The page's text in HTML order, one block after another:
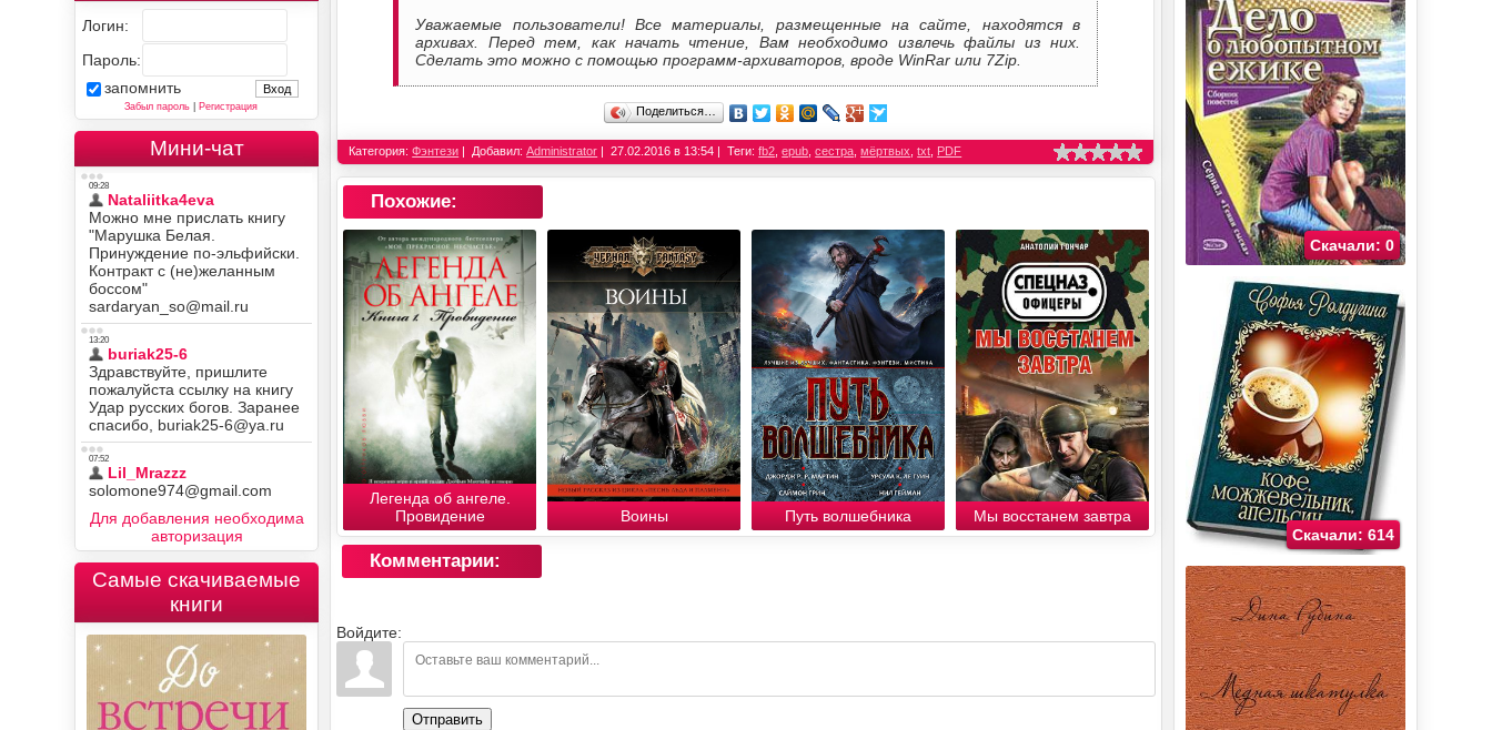
Уважаемые пользователи! Все материалы, размещенные на сайте, находятся в
архивах. Перед тем, как начать чтение, Вам необходимо извлечь файлы из них.
Сделать это можно с помощью программ-архиваторов, вроде WinRar или 7Zip.
Поделиться…
Категория:Фэнтези Добавил:Administrator 27.02.2016 в 13:54 Теги:fb2 ,epub ,сестра ,мёртвых ,txt PDF
Похожие:
Легенда об ангеле.
Провидение
Воины Путь волшебника Мы восстанем завтра
Комментарии:
Войдите:
Отправить
Логин:
Пароль:
запомнить
Забыл пароль| Регистрация
Мини-чат
Для добавления необходима
авторизация
Самые скачиваемые
книги
Скачали: 0
Скачали: 614